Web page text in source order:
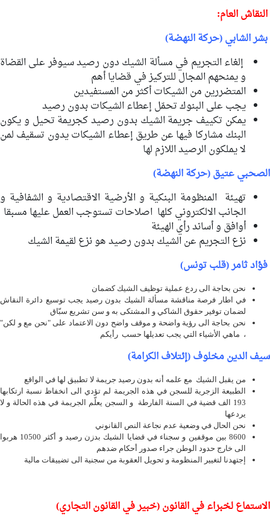
النقاش العام:
بشر الشابي (حركة النهضة)
إلغاء التجريم في مسألة الشيك دون رصيد سيوفر على القضاة
و يمنحهم المجال للتركيز في قضايا أهم
المتضررين من الشيكات أكثر من المستفيدين
يجب على البنوك تحمّل إعطاء الشيكات بدون رصيد
يمكن تكييف جريمة الشيك بدون رصيد كجريمة تحيل و يكون
البنك مشاركا فيها عن طريق إعطاء الشيكات يدون تسقيف لمن
لا يملكون الرصيد اللازم لها
الصحبي عتيق (حركة النهضة)
تهيئة المنظومة البنكية و الأرضية الاقتصادية و الشفافية و
الجانب الالكتروني كلها اصلاحات تستوجب العمل عليها مسبقا
أوافق و أساند رأي الهيئة
نزع التجريم عن الشيك بدون رصيد هو نزع لقيمة الشيك
فؤاد ثامر (قلب تونس)
نحن بحاجة الى ردع عملية توظيف الشيك كضمان
في اطار فرصة مناقشة مسألة الشيك بدون رصيد يجب توسيع دائرة النقاش
لضمان توفير حقوق الشاكي و المشتكى به و سن تشريع سبّاق
نحن بحاجة الى رؤية واضحة و موقف واضح دون الاعتماد على "نحن مع و لكن"
، ماهي الأشياء التي يجب تعديلها حسب رأيكم
سيف الدين مخلوف (إئتلاف الكرامة)
من يقبل الشيك مع علمه أنه بدون رصيد جريمة لا تطبيق لها في الواقع
الطبيعة الزجرية للسجن في هذه الجريمة لم تؤدي الى انخفاظ نسبة ارتكابها
193 الف قضية في السنة الفارطة و السجن يعلّم الجريمة في هذه الحالة و لا
يردعها
نحن الحال في وضعية عدم نجاعة النص القانوني
8600 بين موقفين و سجناء في قضايا الشيك بدزن رصيد و أكثر 10500 هربوا
الى خارج حدود الوطن جراء صدور أحكام ضدهم
إجتهدنا لتغيير المنظومة و تحويل العقوبة من سجنية الى تضييقات مالية
الاستماع لخبراء في القانون (خبير في القانون التجاري)